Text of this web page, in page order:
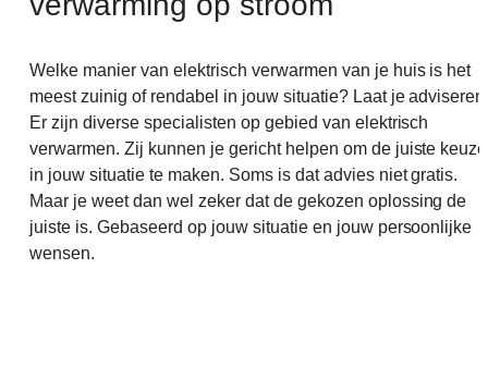
Welke manier van elektrisch verwarmen van je huis is het
meest zuinig of rendabel in jouw situatie? Laat je
Er zijn diverse specialisten op gebied van elektrisch
verwarmen. Zij kunnen je gericht helpen om de juiste
in jouw situatie te maken. Soms is dat advies niet gratis.
Maar je weet dan wel zeker dat de gekozen oplossing de
juiste is. Gebaseerd op jouw situatie en jouw persoonlijke
wensen.